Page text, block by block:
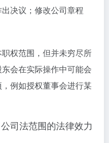
决议；修改公司章程
权范围，但并未穷尽所
会在实际操作中可能会
例如授权董事会进行某
司法范围的法律效力